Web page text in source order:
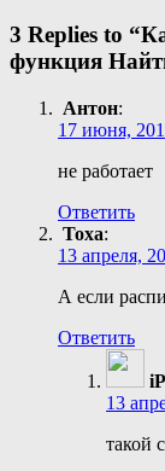
3 Replies to
функция
Антон:
17 июня,
не работает
Ответить
Тоха:
13 апреля,
А если
Ответить
13
такой